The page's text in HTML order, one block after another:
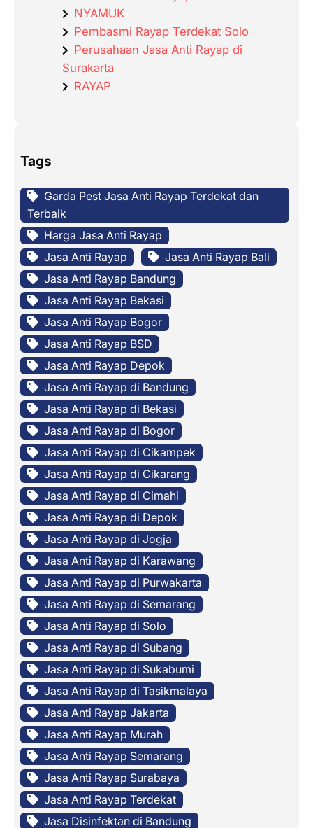
NYAMUK
Pembasmi Rayap Terdekat Solo
Perusahaan Jasa Anti Rayap di
Surakarta
RAYAP
Tags
Garda Pest Jasa Anti Rayap Terdekat dan
Terbaik
Harga Jasa Anti Rayap
Jasa Anti Rayap
Jasa Anti Rayap Bali
Jasa Anti Rayap Bandung
Jasa Anti Rayap Bekasi
Jasa Anti Rayap Bogor
Jasa Anti Rayap BSD
Jasa Anti Rayap Depok
Jasa Anti Rayap di Bandung
Jasa Anti Rayap di Bekasi
Jasa Anti Rayap di Bogor
Jasa Anti Rayap di Cikampek
Jasa Anti Rayap di Cikarang
Jasa Anti Rayap di Cimahi
Jasa Anti Rayap di Depok
Jasa Anti Rayap di Jogja
Jasa Anti Rayap di Karawang
Jasa Anti Rayap di Purwakarta
Jasa Anti Rayap di Semarang
Jasa Anti Rayap di Solo
Jasa Anti Rayap di Subang
Jasa Anti Rayap di Sukabumi
Jasa Anti Rayap di Tasikmalaya
Jasa Anti Rayap Jakarta
Jasa Anti Rayap Murah
Jasa Anti Rayap Semarang
Jasa Anti Rayap Surabaya
Jasa Anti Rayap Terdekat
Jasa Disinfektan di Bandung